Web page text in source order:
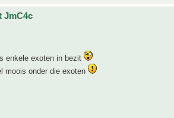
JmC4c
enkele exoten in bezit
moois onder die exoten